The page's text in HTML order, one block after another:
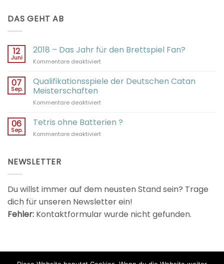
DAS GEHT AB
12
Juni
2018 – Das Jahr für den Brettspiel Fan?
Kommentare deaktiviertfür
–
Das
für
Brettspiel
07
Sep.
Qualifikationsspiele der Deutschen Catan
Meisterschaften
Kommentare deaktiviertfür
der
Deutschen
Catan
06
Sep.
Tetris ohne Batterien ?
Kommentare deaktiviertfür
NEWSLETTER
Du willst immer auf dem neusten Stand sein? Trage
dich für unseren Newsletter ein!
Fehler: Kontaktformular wurde nicht gefunden.